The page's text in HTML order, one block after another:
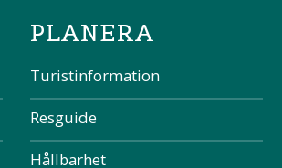
PLANERA
Turistinformation
Resguide
Hållbarhet